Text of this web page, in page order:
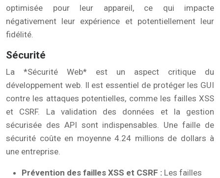
optimisée pour leur appareil, ce qui impacte
négativement leur expérience et potentiellement leur
fidélité.
Sécurité
La *Sécurité Web* est un aspect critique du
développement web. Il est essentiel de protéger les GUI
contre les attaques potentielles, comme les failles XSS
et CSRF. La validation des données et la gestion
sécurisée des API sont indispensables. Une faille de
sécurité coûte en moyenne 4.24 millions de dollars à
une entreprise.
Prévention des failles XSS et CSRF : Les failles